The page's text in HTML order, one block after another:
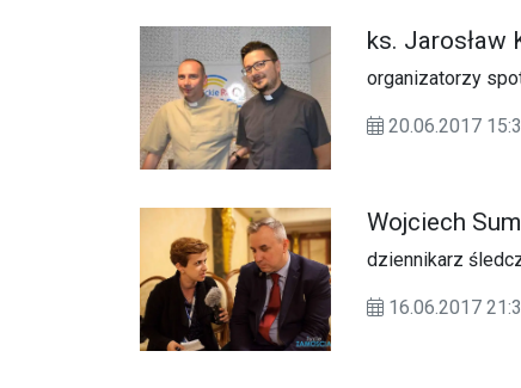
ks. Jarosław
organizatorzy
20.06.2017
Wojciech
dziennikarz
16.06.2017